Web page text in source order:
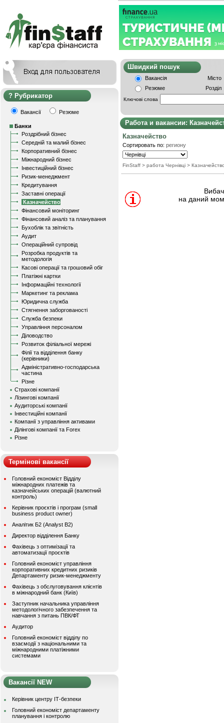
Рубрикатор
Вакансії Резюме
Банки
Роздрібний бізнес
Середній та малий бізнес
Корпоративний бізнес
Міжнародний бізнес
Інвестиційний бізнес
Ризик-менеджмент
Кредитування
Заставні операції
Казначейство
Фінансовий моніторинг
Фінансовий аналіз та планування
Бухоблік та звітність
Аудит
Операційний супровід
Розробка продуктів та
методологія
Касові операції та грошовий обіг
Платіжні картки
Інформаційні технології
Маркетинг та реклама
Юридична служба
Стягнення заборгованості
Служба безпеки
Управління персоналом
Діловодство
Розвиток філіальної мережі
Філії та відділення банку
(керівники)
Адміністративно-господарська
частина
Різне
Страхові компанії
Лізингові компанії
Аудиторські компанії
Інвестиційні компанії
Компанії з управління активами
Ділінгові компанії та Forex
Різне
Термінові вакансії
Головний економіст Відділу
міжнародних платежів та
казначейських операцій (валютний
контроль)
Керівник проєктів і програм (small
business product owner)
Аналітик Б2 (Analyst B2)
Директор відділення Банку
Фахівець з оптимізації та
автоматизації проєктів
Головний економіст управління
корпоративних кредитних ризиків
Департаменту ризик-менеджменту
Фахівець з обслуговування клієнтів
в міжнародний банк (Київ)
Заступник начальника управління
методологічного забезпечення та
навчання з питань ПВК/ФТ
Аудитор
Головний економіст відділу по
взаємодії з національними та
міжнародними платіжними
системами
Вакансії NEW
Керівник центру ІТ-безпеки
Головний економіст департаменту
планування і контролю
Швидкий
Вакансія
Місто
Резюме
Розділ
Ключові слова
Работа и вакансии:
Казначейство
Сортировать по: региону
FinStaff > работа Чернівці >
на даний